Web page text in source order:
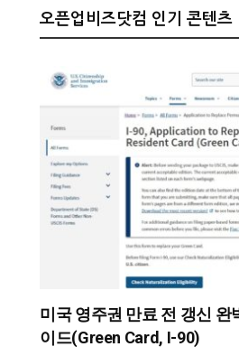
오픈업비즈닷컴 인기 콘텐츠
미국 영주권 만료 전 갱신 완
이드(Green Card, I-90)